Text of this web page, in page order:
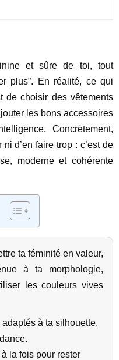
et sûre de toi, tout
plus”. En réalité, ce qui
de choisir des vêtements
les bons accessoires
Concrètement,
ni d’en faire trop : c’est de
moderne et cohérente
ta féminité en valeur,
à ta morphologie,
les couleurs vives
à ta silhouette,
la fois pour rester